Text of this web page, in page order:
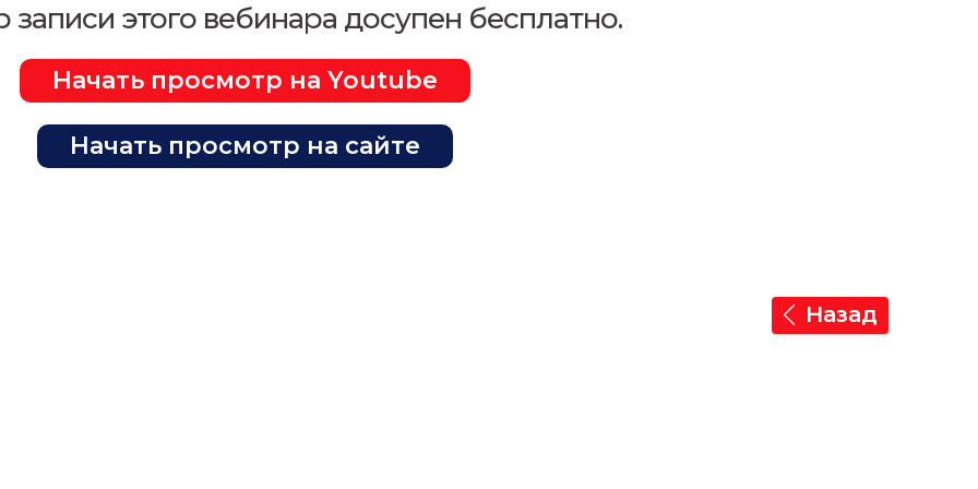
записи этого вебинара досупен бесплатно.
Начать просмотр на Youtube
Начать просмотр на сайте
Назад